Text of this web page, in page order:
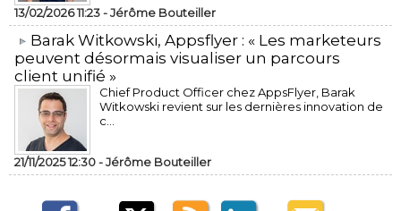
13/02/2026 11:23 -Jérôme Bouteiller
​Barak Witkowski, Appsflyer : « Les marketeurs
peuvent désormais visualiser un parcours
client unifié »
Chief Product Officer chez AppsFlyer, ​Barak
Witkowski revient sur les dernières innovation de
c...
21/11/2025 12:30 -Jérôme Bouteiller